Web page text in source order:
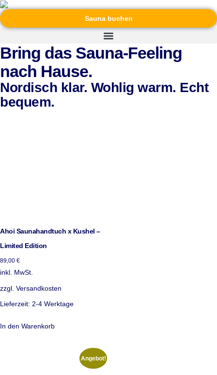
Sauna buchen
Bring das Sauna-Feeling
nach Hause.
Nordisch klar. Wohlig warm. Echt
bequem.
Ahoi Saunahandtuch x Kushel –
Limited Edition
89,00 €
inkl. MwSt.
zzgl. Versandkosten
Lieferzeit: 2-4 Werktage
In den Warenkorb
Angebot!